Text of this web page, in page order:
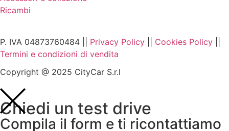
Ricambi
P. IVA 04873760484 || Privacy Policy Cookies Policy
Termini e condizioni di vendita
Copyright @ 2025 CityCar S.r.l
Chiedi un test drive
Compila il form e ti ricontattiamo